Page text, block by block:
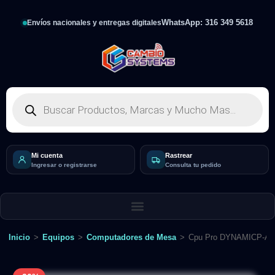
Envíos nacionales y entregas digitalesWhatsApp: 316 349 5618
Mi cuenta
Ingresar o registrarse
Rastrear
Consulta tu pedido
Inicio > Equipos > Computadores de Mesa > Cpu Pro DYNAMICP-